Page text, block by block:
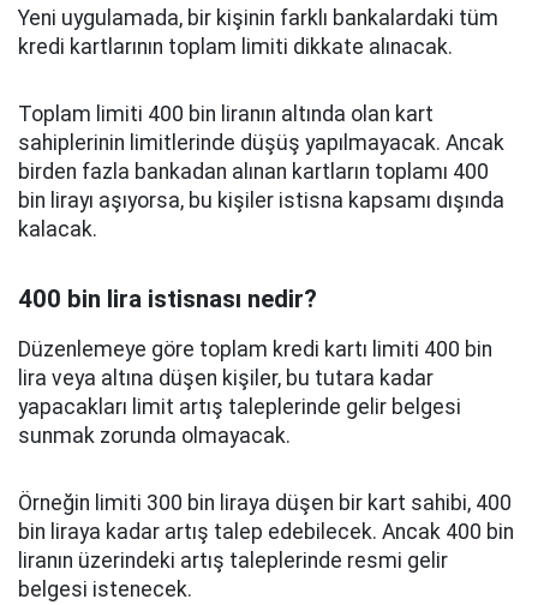
Yeni uygulamada, bir kişinin farklı bankalardaki tüm
kredi kartlarının toplam limiti dikkate alınacak.
Toplam limiti 400 bin liranın altında olan kart
sahiplerinin limitlerinde düşüş yapılmayacak. Ancak
birden fazla bankadan alınan kartların toplamı 400
bin lirayı aşıyorsa, bu kişiler istisna kapsamı dışında
kalacak.
400 bin lira istisnası nedir?
Düzenlemeye göre toplam kredi kartı limiti 400 bin
lira veya altına düşen kişiler, bu tutara kadar
yapacakları limit artış taleplerinde gelir belgesi
sunmak zorunda olmayacak.
Örneğin limiti 300 bin liraya düşen bir kart sahibi, 400
bin liraya kadar artış talep edebilecek. Ancak 400 bin
liranın üzerindeki artış taleplerinde resmi gelir
belgesi istenecek.